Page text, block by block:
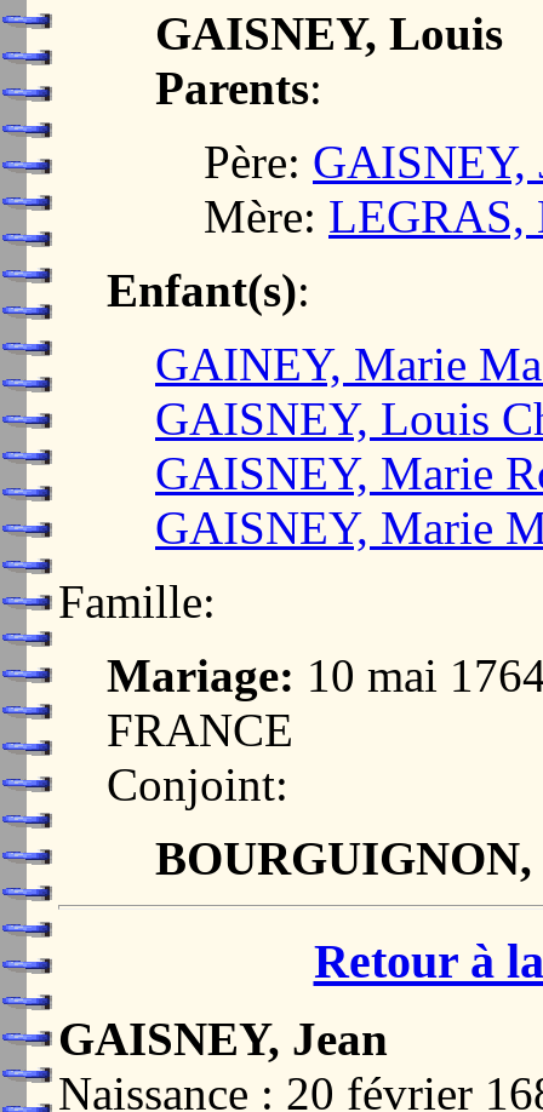
GAISNEY, Louis
Parents:
Père: GAISNEY,
Mère: LEGRAS,
Enfant(s):
GAINEY, Marie
GAISNEY, Louis
GAISNEY, Marie
GAISNEY, Marie
Famille:
Mariage: 10 mai
FRANCE
Conjoint:
Retour à
GAISNEY, Jean
Naissance : 20 février